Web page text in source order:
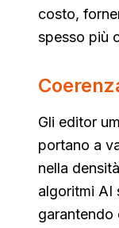
costo,
spesso più
Gli editor
portano a
nella
algoritmi AI